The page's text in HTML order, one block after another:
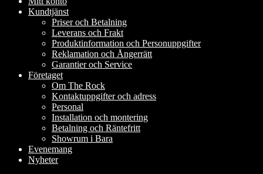
Kundtjänst
Priser och Betalning
Leverans och Frakt
Produktinformation och Personuppgifter
Reklamation och Ångerrätt
Garantier och Service
Företaget
Om The Rock
Kontaktuppgifter och adress
Personal
Installation och montering
Betalning och Räntefritt
Showrum i Bara
Evenemang
Nyheter